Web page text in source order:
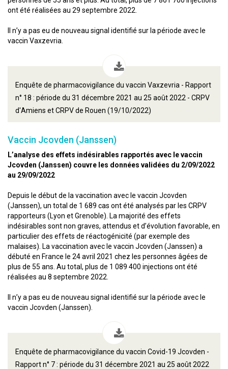
ont été réalisées au 29 septembre 2022.
Il n’y a pas eu de nouveau signal identifié sur la période avec le
vaccin Vaxzevria.
Enquête de pharmacovigilance du vaccin Vaxzevria - Rapport
n° 18 : période du 31 décembre 2021 au 25 août 2022 - CRPV
d'Amiens et CRPV de Rouen (19/10/2022)
Vaccin Jcovden (Janssen)
L’analyse des effets indésirables rapportés avec le vaccin
Jcovden (Janssen) couvre les données validées du 2/09/2022
au 29/09/2022
Depuis le début de la vaccination avec le vaccin Jcovden
(Janssen), un total de 1 689 cas ont été analysés par les CRPV
rapporteurs (Lyon et Grenoble). La majorité des effets
indésirables sont non graves, attendus et d’évolution favorable, en
particulier des effets de réactogénicité (par exemple des
malaises). La vaccination avec le vaccin Jcovden (Janssen) a
débuté en France le 24 avril 2021 chez les personnes âgées de
plus de 55 ans. Au total, plus de 1 089 400 injections ont été
réalisées au 8 septembre 2022.
Il n’y a pas eu de nouveau signal identifié sur la période avec le
vaccin Jcovden (Janssen).
Enquête de pharmacovigilance du vaccin Covid-19 Jcovden -
Rapport n° 7 : période du 31 décembre 2021 au 25 août 2022